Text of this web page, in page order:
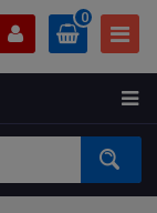
0
0.00 €